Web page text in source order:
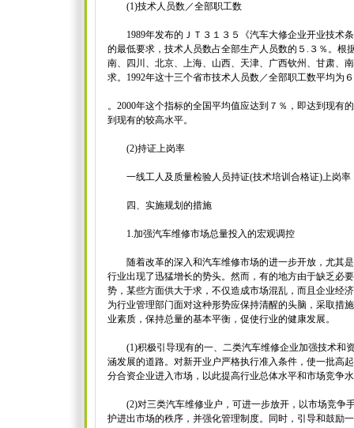
(1)技术人员数／全部职工数
1989年发布的ＪＴ３１３５《汽车大修企业开业技术
的最低要求，技术人员数占全部生产人员数的５.３％。根
南、四川、北京、上海、山西、天津、广西钦州、甘肃、
求。1992年这十三个省市技术人员数／全部职工数平均为
。2000年这个指标的全国平均值应达到７％，即达到现有
到现有的较高水平。
(2)持证上岗率
一线工人及质量检验人员持证(技术培训合格证)上岗率
四、实施规划的措施
1.加强汽车维修市场总量投入的宏观调控
随着改革的深入和汽车维修市场的进一步开放，尤其是
行业出现了迅猛增长的势头。然而，有的地方由于缺乏必
势，某些方面供大于求，不仅造成市场混乱，而且企业经
为行业管理部门面对这种形势应保持清醒的头脑，采取措
业素质，保持总量的基本平衡，促使行业的健康发展。
(1)积极引导现有的一、二类汽车维修企业加强技术和
涵发展的道路。对新开业户严格执行准入条件，使一批高
分合资企业进入市场，以此提高行业总体水平和市场竞争
(2)对三类汽车维修业户，可进一步放开，以市场竞争
护进出市场的秩序，并强化管理制度。同时，引导和鼓励